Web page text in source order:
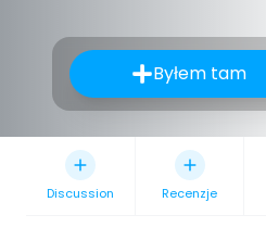
Byłem tam
Discussion Recenzje